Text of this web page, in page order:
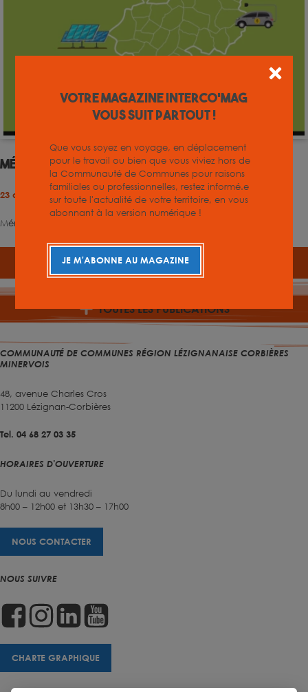
Mémoire en réponse
23 octobre 2025
Mémoire en réponse
TÉLÉCHARGER
TOUTES LES PUBLICATIONS
COMMUNAUTÉ DE COMMUNES RÉGION LÉZIGNANAISE CORBIÈRES
MINERVOIS
48, avenue Charles Cros
11200 Lézignan-Corbières
Tel. 04 68 27 03 35
HORAIRES D'OUVERTURE
Du lundi au vendredi
8h00 – 12h00 et 13h30 – 17h00
NOUS CONTACTER
NOUS SUIVRE
CHARTE GRAPHIQUE
Votre magazine INTERCO'MAG
vous suit partout !
Que vous soyez en voyage, en déplacement
pour le travail ou bien que vous viviez hors de
la Communauté de Communes pour raisons
familiales ou professionnelles, restez informé.e
sur toute l'actualité de votre territoire, en vous
abonnant à la version numérique !
JE M'ABONNE AU MAGAZINE